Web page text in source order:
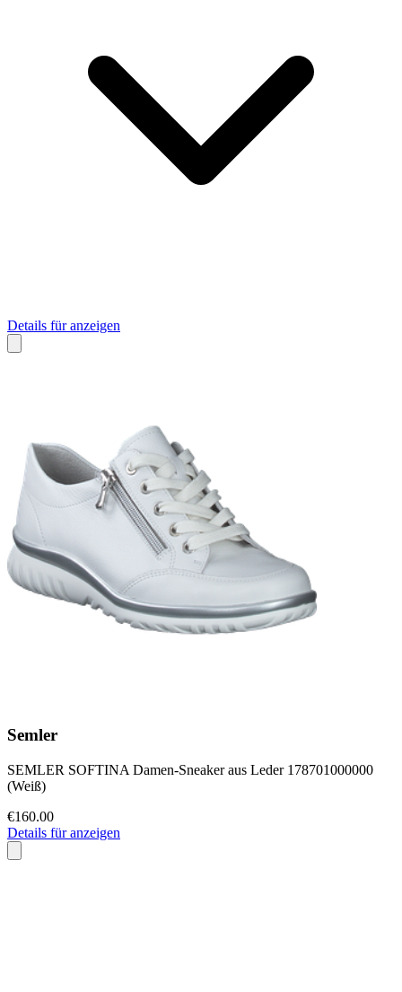
Details für anzeigen
Semler
SEMLER SOFTINA Damen-Sneaker aus Leder 178701000000
(Weiß)
€160.00
Details für anzeigen